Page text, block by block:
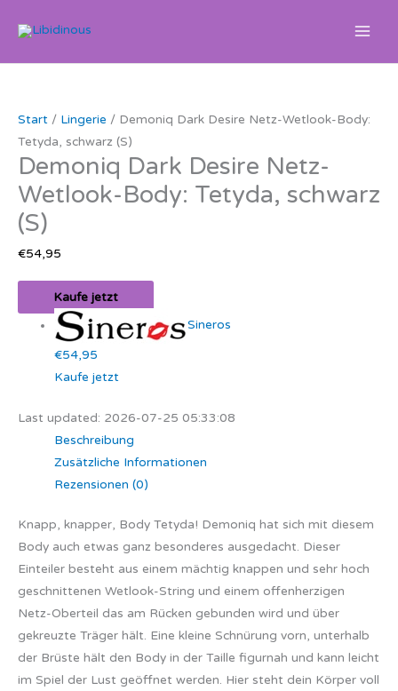
Inhalt
Start / Lingerie / Demoniq Dark Desire Netz-Wetlook-Body:
Tetyda, schwarz (S)
Demoniq Dark Desire Netz-
Wetlook-Body: Tetyda, schwarz
(S)
€54,95
Kaufe jetzt
Sineros
€54,95
Kaufe jetzt
Last updated: 2026-07-25 05:33:08
Beschreibung
Zusätzliche Informationen
Rezensionen (0)
Knapp, knapper, Body Tetyda! Demoniq hat sich mit diesem
Body auch etwas ganz besonderes ausgedacht. Dieser
Einteiler besteht aus einem mächtig knappen und sehr hoch
geschnittenen Wetlook-String und einem offenherzigen
Netz-Oberteil das am Rücken gebunden wird und über
gekreuzte Träger hält. Eine kleine Schnürung vorn, unterhalb
der Brüste hält den Body in der Taille figurnah und kann leicht
im Spiel der Lust geöffnet werden. Hier steht dein Körper voll
war:
€79,95
ist:
€74,99.